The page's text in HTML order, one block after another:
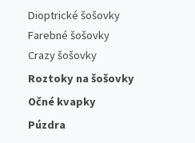
Dioptrické šošovky
Farebné šošovky
Crazy šošovky
Roztoky na šošovky
Očné kvapky
Púzdra